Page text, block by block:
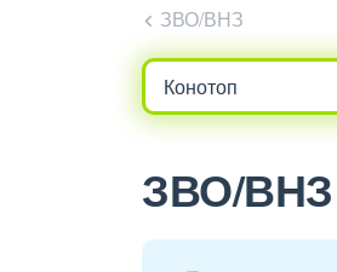
ЗВО/ВНЗ
ЗВО/ВНЗ